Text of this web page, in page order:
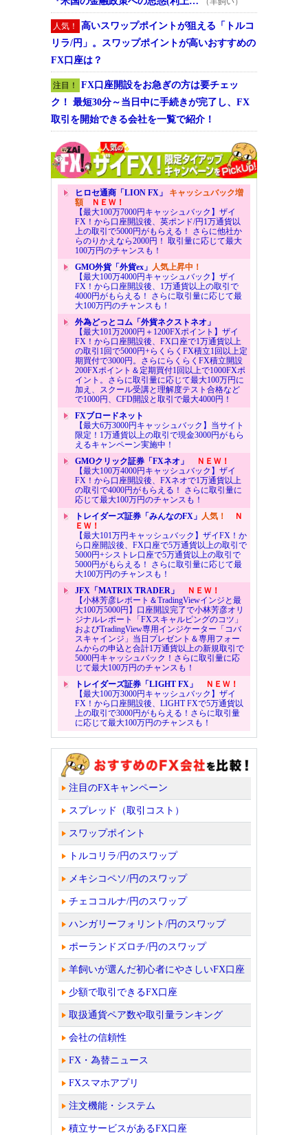
人気！
高いスワップポイントが狙える「トルコ
リラ/円」。スワップポイントが高いおすすめの
FX口座は？
注目！
FX口座開設をお急ぎの方は要チェッ
ク！ 最短30分～当日中に手続きが完了し、FX
取引を開始できる会社を一覧で紹介！
ヒロセ通商「LION FX」 キャッシュバック増
額ＮＥＷ！
【最大100万7000円キャッシュバック】ザイ
FX！から口座開設後、英ポンド/円1万通貨以
上の取引で5000円がもらえる！ さらに他社か
らのりかえなら2000円！ 取引量に応じて最大
100万円のチャンスも！
GMO外貨「外貨ex」 人気上昇中！
【最大100万4000円キャッシュバック】ザイ
FX！から口座開設後、1万通貨以上の取引で
4000円がもらえる！ さらに取引量に応じて最
大100万円のチャンスも！
外為どっとコム「外貨ネクストネオ」
【最大101万2000円＋1200FXポイント】ザイ
FX！から口座開設後、FX口座で1万通貨以上
の取引1回で5000円+らくらくFX積立1回以上定
期買付で3000円。さらにらくらくFX積立開設
200FXポイント＆定期買付1回以上で1000FXポ
イント。さらに取引量に応じて最大100万円に
加え、スクール受講と理解度テスト合格など
で1000円、CFD開設と取引で最大4000円！
FXブロードネット
【最大6万3000円キャッシュバック】当サイト
限定！1万通貨以上の取引で現金3000円がもら
えるキャンペーン実施中！
GMOクリック証券「FXネオ」
ＮＥＷ！
【最大100万4000円キャッシュバック】ザイ
FX！から口座開設後、FXネオで1万通貨以上
の取引で4000円がもらえる！ さらに取引量に
応じて最大100万円のチャンスも！
トレイダーズ証券「みんなのFX」 人気！
Ｎ
ＥＷ！
【最大101万円キャッシュバック】ザイFX！か
ら口座開設後、FX口座で5万通貨以上の取引で
5000円+シストレ口座で5万通貨以上の取引で
5000円がもらえる！ さらに取引量に応じて最
大100万円のチャンスも！
JFX「MATRIX TRADER」
ＮＥＷ！
【小林芳彦レポート＆TradingViewインジと最
大100万5000円】口座開設完了で小林芳彦オリ
ジナルレポート「FXスキャルピングのコツ」
およびTradingView専用インジケーター「コバ
スキャインジ」当日プレゼント＆専用フォー
ムからの申込と合計1万通貨以上の新規取引で
5000円キャッシュバック！さらに取引量に応
じて最大100万円のチャンスも！
トレイダーズ証券「LIGHT FX」
ＮＥＷ！
【最大100万3000円キャッシュバック】ザイ
FX！から口座開設後、LIGHT FXで5万通貨以
上の取引で3000円がもらえる！さらに取引量
に応じて最大100万円のチャンスも！
注目のFXキャンペーン
スプレッド（取引コスト）
スワップポイント
トルコリラ/円のスワップ
メキシコペソ/円のスワップ
チェココルナ/円のスワップ
ハンガリーフォリント/円のスワップ
ポーランドズロチ/円のスワップ
羊飼いが選んだ初心者にやさしいFX口座
少額で取引できるFX口座
取扱通貨ペア数や取引量ランキング
会社の信頼性
FX・為替ニュース
FXスマホアプリ
注文機能・システム
積立サービスがあるFX口座